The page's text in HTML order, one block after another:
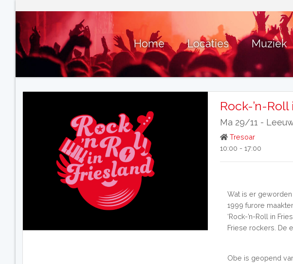
Home Locaties Muziek
Rock-’n-
Ma 29/11 -
Tresoar
10:00 - 17:00
Wat is er
1999 furore
‘Rock-’n-Roll in
Friese rockers. De
Obe is geopend